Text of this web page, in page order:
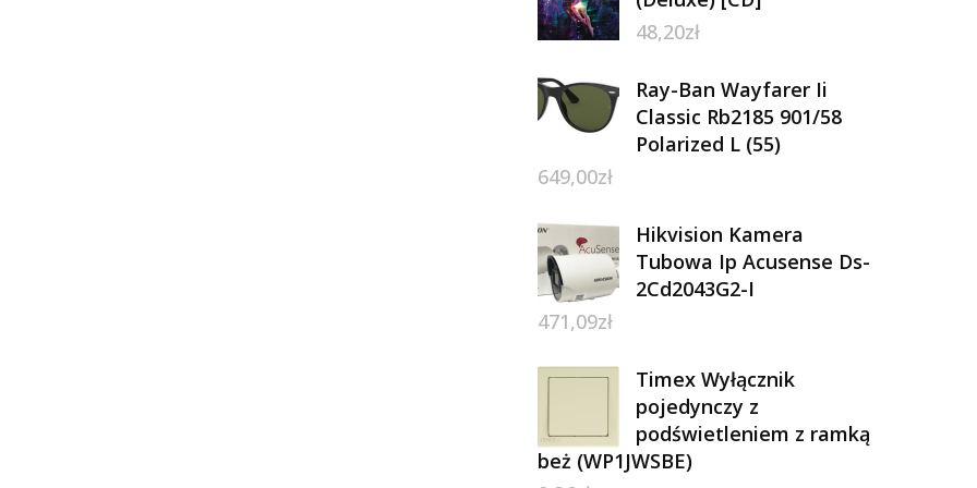
48,20zł
Ray-Ban Wayfarer Ii
Classic Rb2185 901/58
Polarized L (55)
649,00zł
Hikvision Kamera
Tubowa Ip Acusense Ds-
2Cd2043G2-I
471,09zł
Timex Wyłącznik
pojedynczy z
podświetleniem z ramką
beż (WP1JWSBE)